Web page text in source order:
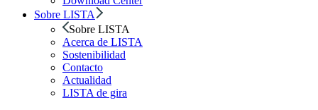
Sobre LISTA
Sobre LISTA
Acerca de LISTA
Sostenibilidad
Contacto
Actualidad
LISTA de gira